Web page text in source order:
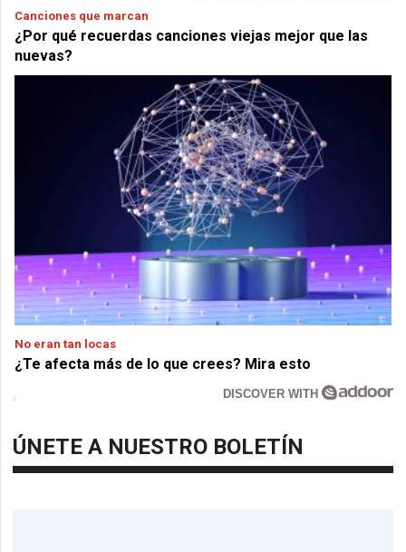
Canciones que marcan
¿Por qué recuerdas canciones viejas mejor que las
nuevas?
No eran tan locas
¿Te afecta más de lo que crees? Mira esto
DISCOVER WITH
ÚNETE A NUESTRO BOLETÍN